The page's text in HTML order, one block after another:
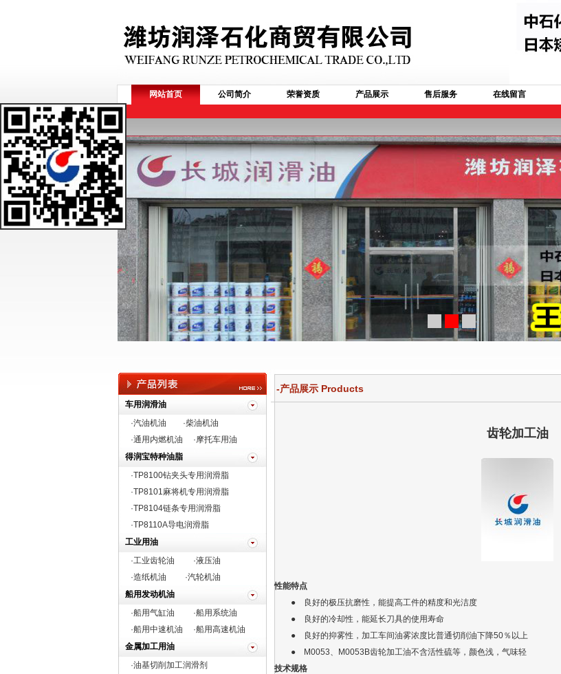
网站首页 公司简介 荣誉资质 产品展示 售后服务 在线留言
车用润滑油
·汽油机油
·柴油机油
·通用内燃机油
·摩托车用油
得润宝特种油脂
·TP8100钻夹头专用润滑脂
·TP8101麻将机专用润滑脂
·TP8104链条专用润滑脂
·TP8110A导电润滑脂
工业用油
·工业齿轮油
·液压油
·造纸机油
·汽轮机油
船用发动机油
·船用气缸油
·船用系统油
·船用中速机油
·船用高速机油
金属加工用油
·油基切削加工润滑剂
-产品展示 Products
齿轮加工油
性能特点
● 良好的极压抗磨性，能提高工件的精度和光洁度
● 良好的冷却性，能延长刀具的使用寿命
● 良好的抑雾性，加工车间油雾浓度比普通切削油下降50％以上
● M0053、M0053B齿轮加工油不含活性硫等，颜色浅，气味轻
技术规格